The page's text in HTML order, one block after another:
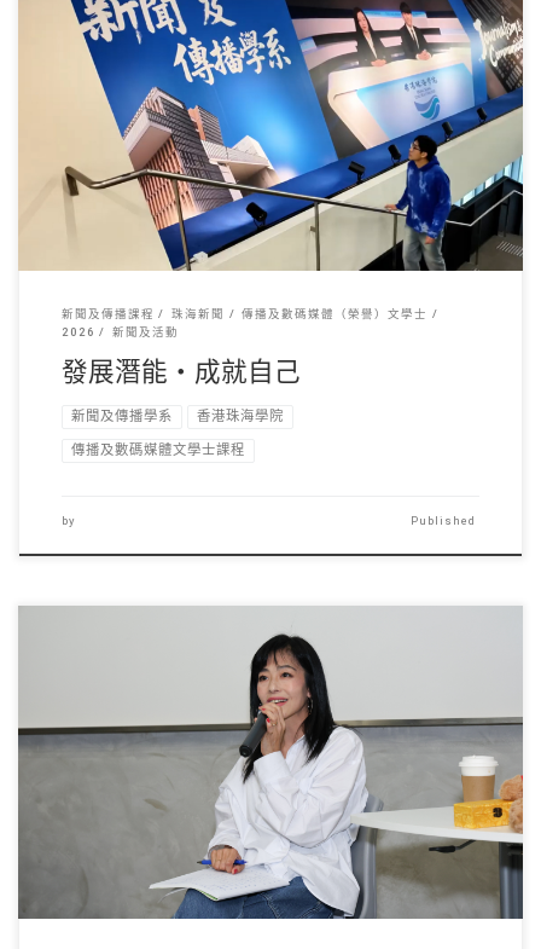
新聞及傳播系四年級本 […]
新聞及傳播課程 珠海新聞
傳播及數碼媒體（榮譽）文學士
2026
新聞及活動
發展潛能・成就自己
新聞及傳播學系 香港珠海學院
傳播及數碼媒體文學士課程
by Published
香港珠海學院於 20 […]